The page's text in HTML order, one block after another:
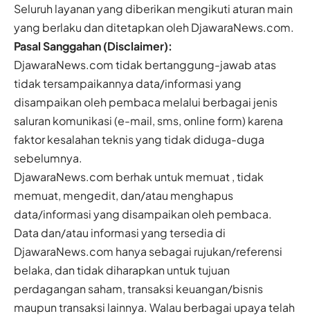
Seluruh layanan yang diberikan mengikuti aturan main
yang berlaku dan ditetapkan oleh DjawaraNews.com.
Pasal Sanggahan (Disclaimer):
DjawaraNews.com tidak bertanggung-jawab atas
tidak tersampaikannya data/informasi yang
disampaikan oleh pembaca melalui berbagai jenis
saluran komunikasi (e-mail, sms, online form) karena
faktor kesalahan teknis yang tidak diduga-duga
sebelumnya.
DjawaraNews.com berhak untuk memuat , tidak
memuat, mengedit, dan/atau menghapus
data/informasi yang disampaikan oleh pembaca.
Data dan/atau informasi yang tersedia di
DjawaraNews.com hanya sebagai rujukan/referensi
belaka, dan tidak diharapkan untuk tujuan
perdagangan saham, transaksi keuangan/bisnis
maupun transaksi lainnya. Walau berbagai upaya telah